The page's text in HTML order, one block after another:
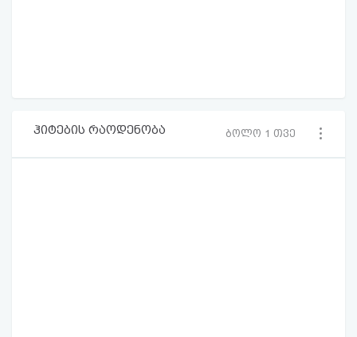
ჰიტების რაოდენობა ბოლო 1 თვე